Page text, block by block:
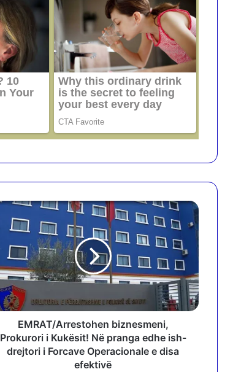
EMRAT/Arrestohen biznesmeni,
Prokurori i Kukësit! Në pranga edhe ish-
drejtori i Forcave Operacionale e disa
efektivë